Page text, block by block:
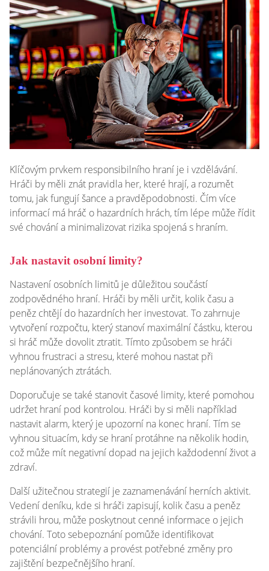
Klíčovým prvkem responsibilního hraní je i vzdělávání.
Hráči by měli znát pravidla her, které hrají, a rozumět
tomu, jak fungují šance a pravděpodobnosti. Čím více
informací má hráč o hazardních hrách, tím lépe může řídit
své chování a minimalizovat rizika spojená s hraním.
Jak nastavit osobní limity?
Nastavení osobních limitů je důležitou součástí
zodpovědného hraní. Hráči by měli určit, kolik času a
peněz chtějí do hazardních her investovat. To zahrnuje
vytvoření rozpočtu, který stanoví maximální částku, kterou
si hráč může dovolit ztratit. Tímto způsobem se hráči
vyhnou frustraci a stresu, které mohou nastat při
neplánovaných ztrátách.
Doporučuje se také stanovit časové limity, které pomohou
udržet hraní pod kontrolou. Hráči by si měli například
nastavit alarm, který je upozorní na konec hraní. Tím se
vyhnou situacím, kdy se hraní protáhne na několik hodin,
což může mít negativní dopad na jejich každodenní život a
zdraví.
Další užitečnou strategií je zaznamenávání herních aktivit.
Vedení deníku, kde si hráči zapisují, kolik času a peněz
strávili hrou, může poskytnout cenné informace o jejich
chování. Toto sebepoznání pomůže identifikovat
potenciální problémy a provést potřebné změny pro
zajištění bezpečnějšího hraní.